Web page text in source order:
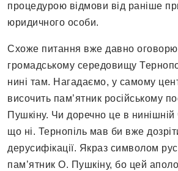
процедурою відмови від раніше
юридичного особи.
Схоже питання вже давно
громадському середовищу
нині там. Нагадаємо, у самому
височить пам’ятник російському
Пушкіну. Чи доречно це в
що ні. Тернопіль мав би вже
дерусифікації. Якраз символом
пам’ятник О. Пушкіну, бо цей